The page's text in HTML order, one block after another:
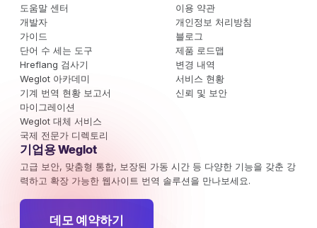
도움말 센터
개발자
가이드
단어 수 세는 도구
Hreflang 검사기
Weglot 아카데미
기계 번역 현황 보고서
마이그레이션
Weglot 대체 서비스
국제 전문가 디렉토리
이용 약관
개인정보 처리방침
블로그
제품 로드맵
변경 내역
서비스 현황
신뢰 및 보안
기업용 Weglot
고급 보안, 맞춤형 통합, 보장된 가동 시간 등 다양한 기능을 갖춘 강
력하고 확장 가능한 웹사이트 번역 솔루션을 만나보세요.
데모 예약하기